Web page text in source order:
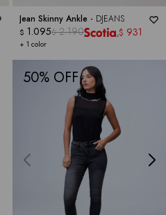
Jean Skinny Ankle - DJEANS
+ 1 color
$ 1.095$ 2.190 $ 931
50